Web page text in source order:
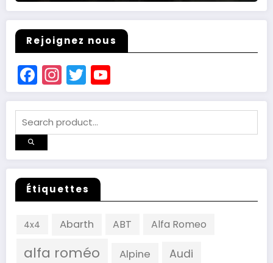
Rejoignez nous
Facebook
Instagram
Twitter
Channel
Étiquettes
4x4 Abarth ABT Alfa Romeo
alfa roméo Alpine Audi